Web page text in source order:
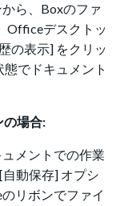
ら、Boxのファ
Officeデスクトッ
の表示] をクリッ
でドキュメント
場合:
ュメントでの作業
動保存] オプシ
リボンでファイ